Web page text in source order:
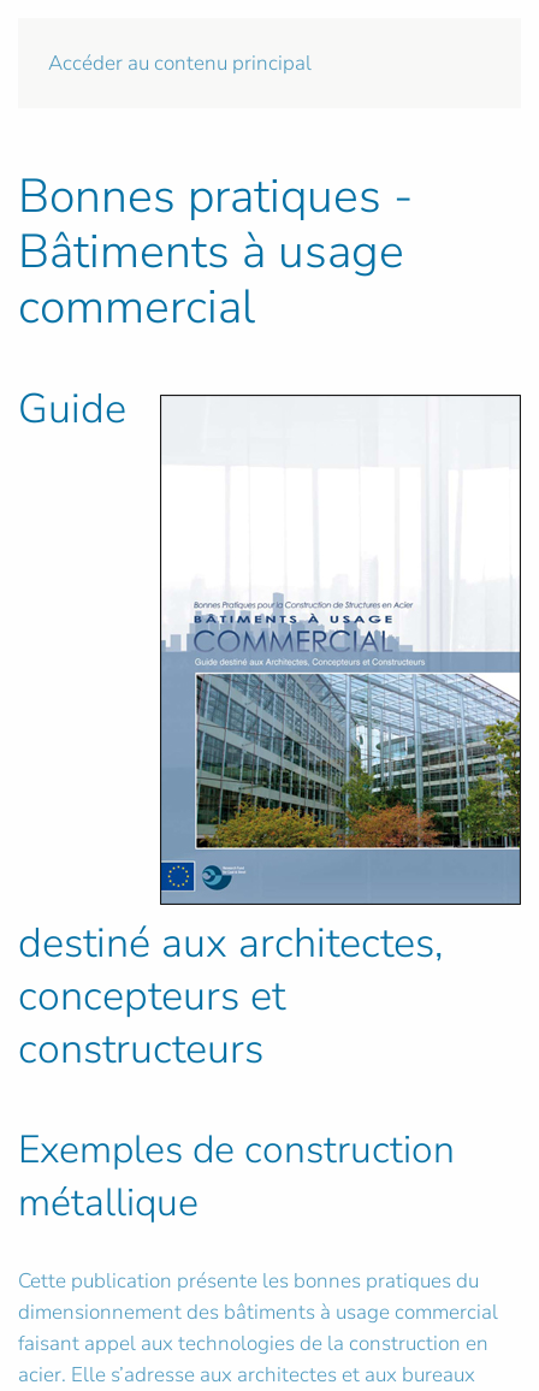
Accéder au contenu principal
Bonnes pratiques -
Bâtiments à usage
commercial
Guide
destiné aux architectes,
concepteurs et
constructeurs
Exemples de construction
métallique
Cette publication présente les bonnes pratiques du
dimensionnement des bâtiments à usage commercial
faisant appel aux technologies de la construction en
acier. Elle s’adresse aux architectes et aux bureaux